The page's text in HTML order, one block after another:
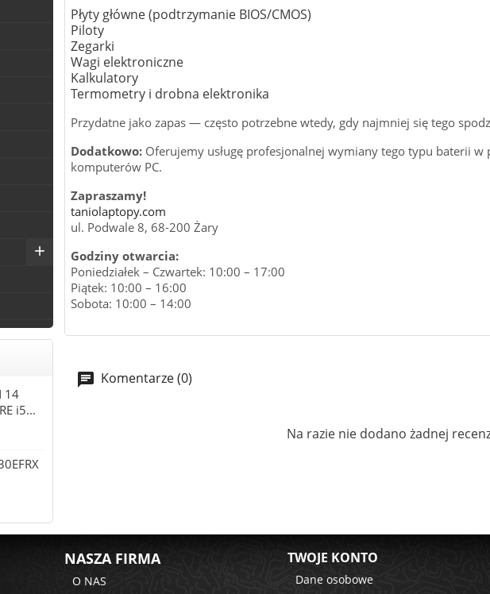

14
i5...
Płyty główne (podtrzymanie BIOS/CMOS)
Piloty
Zegarki
Wagi elektroniczne
Kalkulatory
Termometry i drobna elektronika
Przydatne jako zapas — często potrzebne wtedy, gdy najmniej się tego
Dodatkowo: Oferujemy usługę profesjonalnej wymiany tego typu baterii w
komputerów PC.
Zapraszamy!
taniolaptopy.com
ul. Podwale 8, 68-200 Żary
Godziny otwarcia:
Poniedziałek – Czwartek: 10:00 – 17:00
Piątek: 10:00 – 16:00
Sobota: 10:00 – 14:00
Komentarze (0)
Na razie nie dodano żadnej
NASZA FIRMA
O NAS
TWOJE KONTO
Dane osobowe